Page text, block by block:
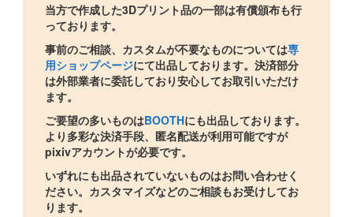
当方で作成した3Dプリント品の一部は有償頒布も行
っております。
事前のご相談、カスタムが不要なものについては専
用ショップページにて出品しております。決済部分
は外部業者に委託しており安心してお取引いただけ
ます。
ご要望の多いものはBOOTHにも出品しております。
より多彩な決済手段、匿名配送が利用可能ですが
pixivアカウントが必要です。
いずれにも出品されていないものはお問い合わせく
ださい。カスタマイズなどのご相談もお受けしてお
ります。